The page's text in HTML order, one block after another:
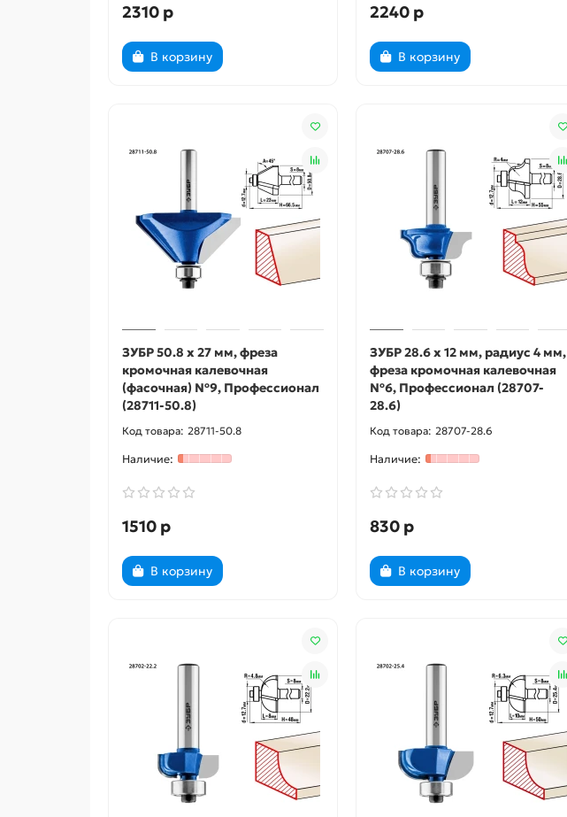
2310 р
В корзину
2240 р
В корзину
ЗУБР 50.8 x 27 мм, фреза
кромочная калевочная
(фасочная) №9, Профессионал
(28711-50.8)
28711-50.8
1510 р
В корзину
ЗУБР 28.6 x 12 мм, радиус 4 мм,
фреза кромочная калевочная
№6, Профессионал (28707-
28.6)
28707-28.6
830 р
В корзину